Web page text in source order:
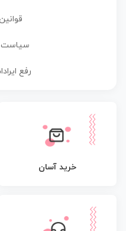
سیاست
رفع
خرید آسان